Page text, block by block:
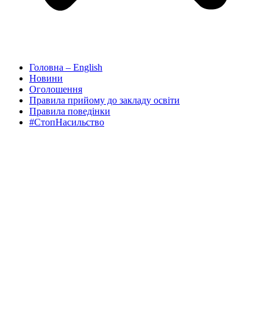
Головна – English
Новини
Оголошення
Правила прийому до закладу освіти
Правила поведінки
#СтопНасильство